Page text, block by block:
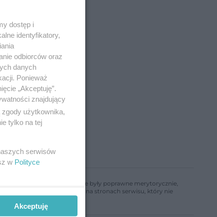
informacje w nim zawarte były poprawne merytorycznie,
informacji zamieszczonych na stronach serwisu, który nie
dostęp i
identyfikatory,
odbiorców oraz
danych
Ponieważ
„Akceptuję”.
znajdujący
użytkownika,
tylko na tej
serwisów
w Polityce
Akceptuję